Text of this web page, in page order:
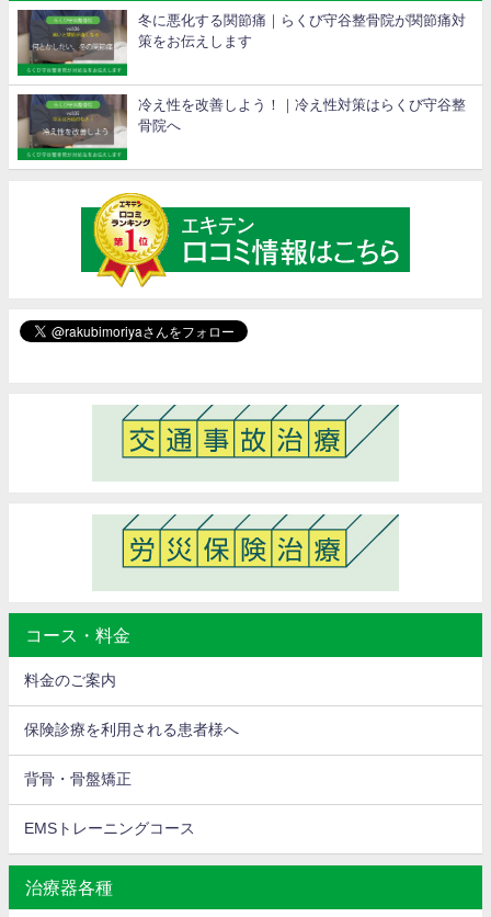
冬に悪化する関節痛｜らくび守谷整骨院が関節痛対
策をお伝えします
冷え性を改善しよう！｜冷え性対策はらくび守谷整
骨院へ
コース・料金
料金のご案内
保険診療を利用される患者様へ
背骨・骨盤矯正
EMSトレーニングコース
治療器各種